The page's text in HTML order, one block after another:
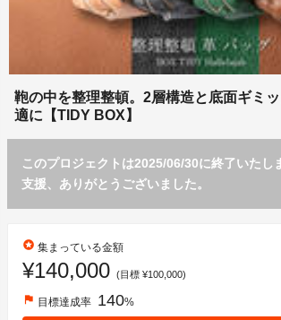
鞄の中を整理整頓。2層構造と底面ギミ
適に【TIDY BOX】
このプロジェクトは2025/06/30に終了いたし
支援、ありがとうございました。
stars 集まっている金額
¥140,000 (目標 ¥100,000)
flag 目標達成率 140%